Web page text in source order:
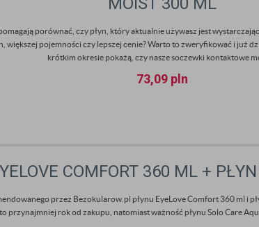
porównać, czy płyn, który aktualnie używasz jest
większej pojemności czy lepszej cenie? Warto to zweryfikować i już
krótkim okresie pokażą, czy nasze soczewki kontaktowe
73,09 pln
COMFORT 360 ML +
przez Bezokularow.pl płynu EyeLove Comfort 360 ml i
przynajmniej rok od zakupu, natomiast ważność płynu Solo Care